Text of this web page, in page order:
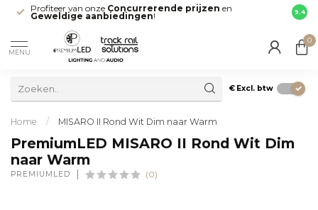
Profiteer van onze Concurrerende prijzen en
Geweldige aanbiedingen! direct
9.4
MENU
0
€ Excl. btw
Home / MISARO II Rond Wit Dim naar Warm
PremiumLED MISARO II Rond Wit Dim
naar Warm
PREMIUMLED (0)